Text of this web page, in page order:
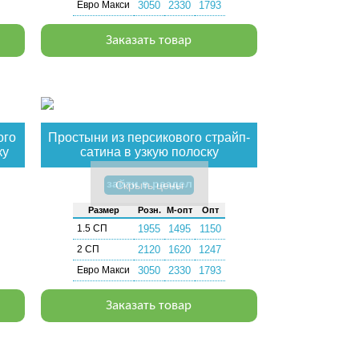
Евро Макси 3050 2330 1793
Заказать товар
Простыни из персикового страйп-
сатина в узкую полоску
зайти в раздел
Скрыть цены
Раз­мер Розн. М-опт Опт
1.5 СП 1955 1495 1150
2 СП 2120 1620 1247
Евро Макси 3050 2330 1793
Заказать товар